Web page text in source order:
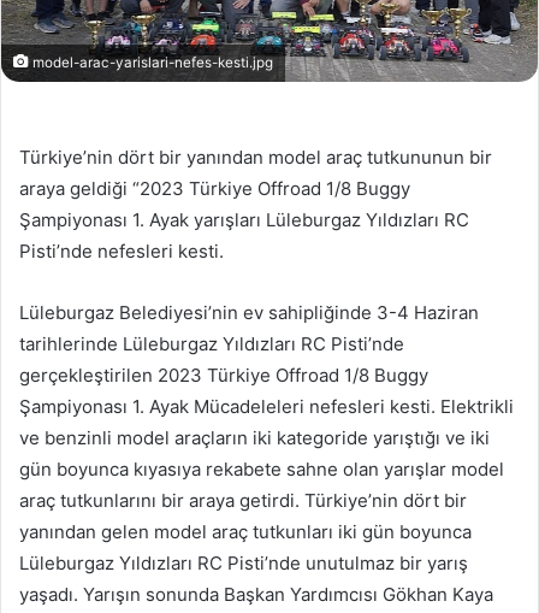
model-arac-yarislari-nefes-kesti.jpg
Türkiye’nin dört bir yanından model araç tutkununun bir
araya geldiği “2023 Türkiye Offroad 1/8 Buggy
Şampiyonası 1. Ayak yarışları Lüleburgaz Yıldızları RC
Pisti’nde nefesleri kesti.
Lüleburgaz Belediyesi’nin ev sahipliğinde 3-4 Haziran
tarihlerinde Lüleburgaz Yıldızları RC Pisti’nde
gerçekleştirilen 2023 Türkiye Offroad 1/8 Buggy
Şampiyonası 1. Ayak Mücadeleleri nefesleri kesti. Elektrikli
ve benzinli model araçların iki kategoride yarıştığı ve iki
gün boyunca kıyasıya rekabete sahne olan yarışlar model
araç tutkunlarını bir araya getirdi. Türkiye’nin dört bir
yanından gelen model araç tutkunları iki gün boyunca
Lüleburgaz Yıldızları RC Pisti’nde unutulmaz bir yarış
yaşadı. Yarışın sonunda Başkan Yardımcısı Gökhan Kaya